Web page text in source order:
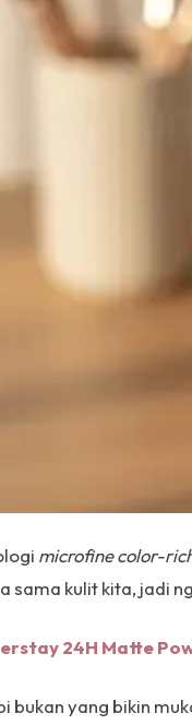
microfine color-
sama kulit kita, jadi
24H Matte
bukan yang bikin